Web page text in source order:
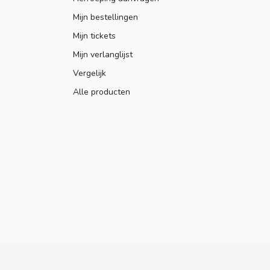
Mijn bestellingen
Mijn tickets
Mijn verlanglijst
Vergelijk
Alle producten